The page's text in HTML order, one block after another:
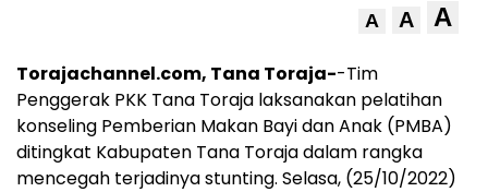
A A A
Torajachannel.com, Tana Toraja--Tim
Penggerak PKK Tana Toraja laksanakan pelatihan
konseling Pemberian Makan Bayi dan Anak (PMBA)
ditingkat Kabupaten Tana Toraja dalam rangka
mencegah terjadinya stunting. Selasa, (25/10/2022)